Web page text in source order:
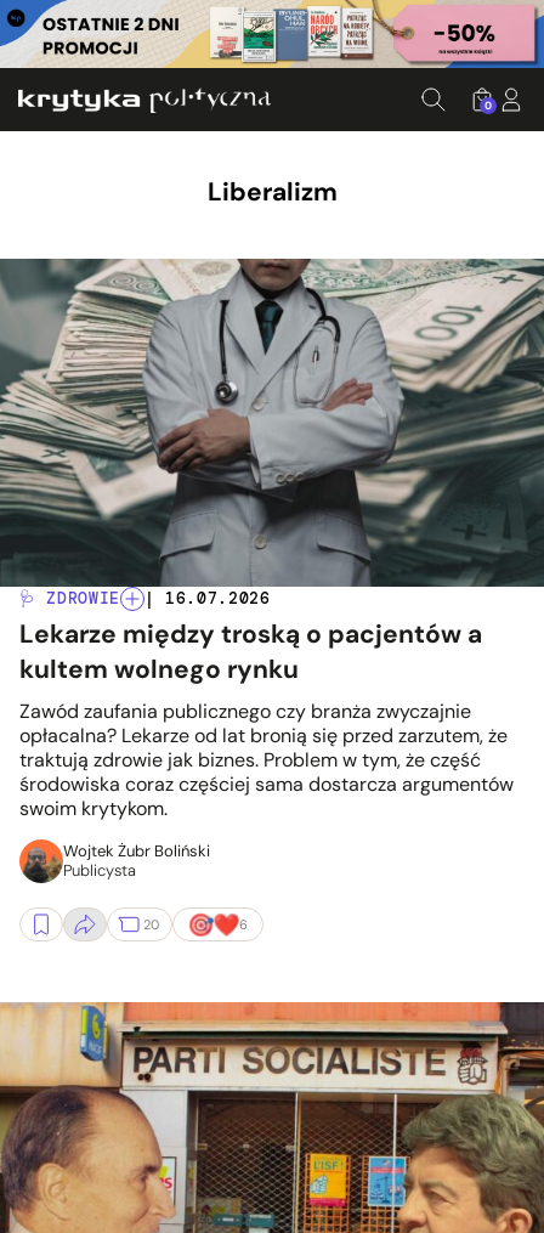
0
Liberalizm
🩺 ZDROWIE | 16.07.2026
Lekarze między troską o pacjentów a
kultem wolnego rynku
Zawód zaufania publicznego czy branża zwyczajnie
opłacalna? Lekarze od lat bronią się przed zarzutem, że
traktują zdrowie jak biznes. Problem w tym, że część
środowiska coraz częściej sama dostarcza argumentów
swoim krytykom.
Wojtek Żubr Boliński
Publicysta
20 6